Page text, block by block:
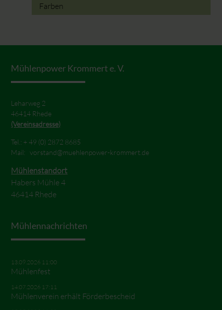
Farben
Mühlenpower Krommert e. V.
Leharweg 2
46414 Rhede
(Vereinsadresse)
Tel.: +49 (0) 2872 8685
Mail:vorstand@muehlenpower-krommert.de
Mühlenstandort
Habers Mühle 4
46414 Rhede
Mühlennachrichten
13.09.2026 11:00
Mühlenfest
14.07.2026 17:11
Mühlenverein erhält Förderbescheid